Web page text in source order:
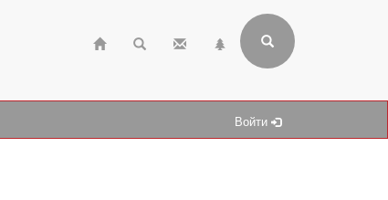
Войти